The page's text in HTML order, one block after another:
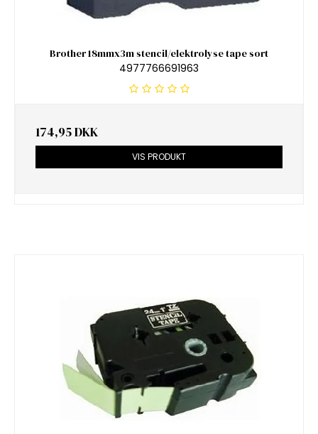
Brother 18mmx3m stencil/elektrolyse tape sort
4977766691963
174,95 DKK
VIS PRODUKT